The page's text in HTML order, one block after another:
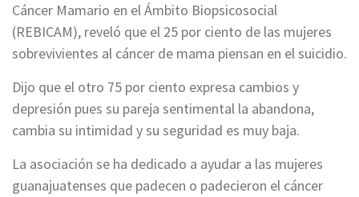
Cáncer Mamario en el Ámbito Biopsicosocial
(REBICAM), reveló que el 25 por ciento de las mujeres
sobrevivientes al cáncer de mama piensan en el suicidio.
Dijo que el otro 75 por ciento expresa cambios y
depresión pues su pareja sentimental la abandona,
cambia su intimidad y su seguridad es muy baja.
La asociación se ha dedicado a ayudar a las mujeres
guanajuatenses que padecen o padecieron el cáncer